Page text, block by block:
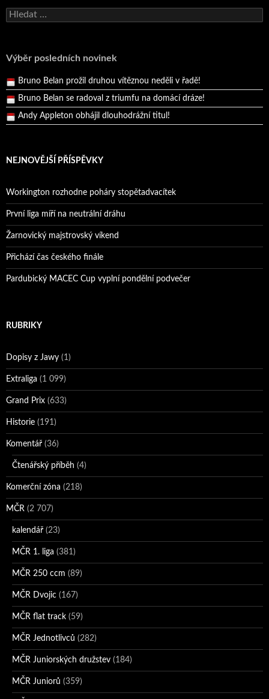
Vyhledávání
Výběr posledních novinek
Andy Appleton obhájil dlouhodrážní titul!
Pražský přebor neskrblil překvapeními!
Bruno Belan se radoval z triumfu na domácí dráze!
Andy Appleton obhájil dlouhodrážní titul!
Reprezentační dvojice brala český titul!
NEJNOVĚJŠÍ PŘÍSPĚVKY
Workington rozhodne poháry stopětadvacítek
První liga míří na neutrální dráhu
Žarnovický majstrovský víkend
Přichází čas českého finále
Pardubický MACEC Cup vyplní pondělní podvečer
RUBRIKY
Dopisy z Jawy (1)
Extraliga (1 099)
Grand Prix (633)
Historie (191)
Komentář (36)
Čtenářský příběh (4)
Komerční zóna (218)
MČR (2 707)
kalendář (23)
MČR 1. liga (381)
MČR 250 ccm (89)
MČR Dvojic (167)
MČR flat track (59)
MČR Jednotlivců (282)
MČR Juniorských družstev (184)
MČR Juniorů (359)